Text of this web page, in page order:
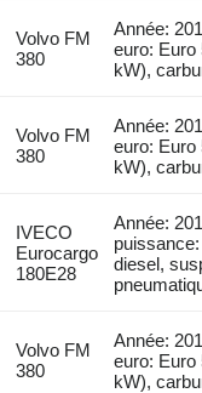
Volvo FM
380
Année:
euro: Euro
kW),
Volvo FM
380
Année:
euro: Euro
kW),
IVECO
Eurocargo
180E28
Année:
diesel,
Volvo FM
380
Année:
euro: Euro
kW),